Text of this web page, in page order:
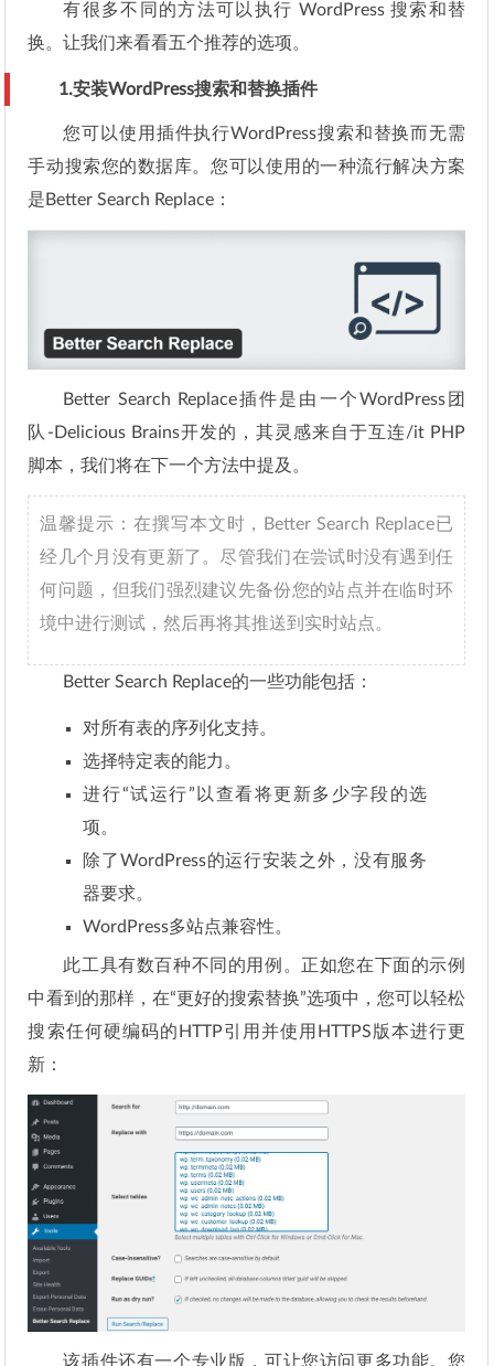
有很多不同的方法可以执行 WordPress 搜索和替
换。让我们来看看五个推荐的选项。
1.安装WordPress搜索和替换插件
您可以使用插件执行WordPress搜索和替换而无需
手动搜索您的数据库。您可以使用的一种流行解决方案
是Better Search Replace：
Better Search Replace插件是由一个WordPress团
队-Delicious Brains开发的，其灵感来自于互连/it PHP
脚本，我们将在下一个方法中提及。
温馨提示：在撰写本文时，Better Search Replace已
经几个月没有更新了。尽管我们在尝试时没有遇到任
何问题，但我们强烈建议先备份您的站点并在临时环
境中进行测试，然后再将其推送到实时站点。
Better Search Replace的一些功能包括：
对所有表的序列化支持。
选择特定表的能力。
进行“试运行”以查看将更新多少字段的选
项。
除了WordPress的运行安装之外，没有服务
器要求。
WordPress多站点兼容性。
此工具有数百种不同的用例。正如您在下面的示例
中看到的那样，在“更好的搜索替换”选项中，您可以轻松
搜索任何硬编码的HTTP引用并使用HTTPS版本进行更
新：
该插件还有一个专业版，可让您访问更多功能。您